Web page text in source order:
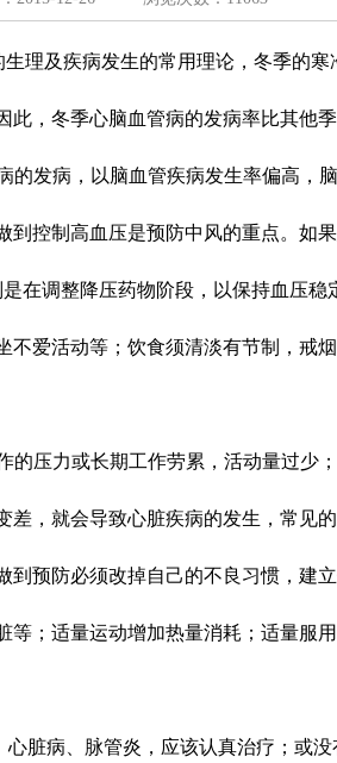
生理及疾病发生的常用理论，冬季的
，冬季心脑血管病的发病率比其他
的发病，以脑血管疾病发生率偏高，
到 控制高血压是预防中风的重点。 如
在调整降压药物阶段，以保持血压
不爱活动等；饮食须清淡有节制，戒
的压力或长期工作劳累，活动量过少
差，就会导致心脏疾病的发生，常见
预防必须改掉自己的不良习惯， 建
；适量运动增加热量消耗； 适量服
心脏病、脉管炎 ，应该认真治疗；或